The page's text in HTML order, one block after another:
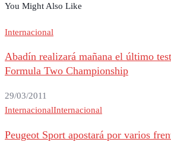
You Might Also Like
Internacional
Abadín realizará mañana el último
Formula Two Championship
29/03/2011
InternacionalInternacional
Peugeot Sport apostará por varios